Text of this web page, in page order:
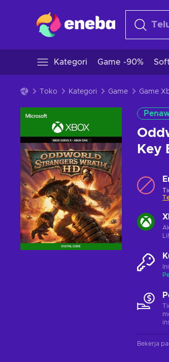
Kategori Game -90%
Toko Kategori Game Game
Key
Bekerja